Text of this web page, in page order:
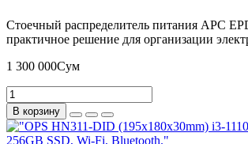
Стоечный распределитель питания APC
практичное решение для организации
1 300 000Сум
В корзину